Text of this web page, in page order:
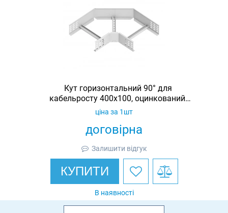
Кут горизонтальний 90° для
кабельросту 400х100, оцинкований,
Ardic
договірна
ціна за 1шт
Залишити відгук
КУПИТИ
В наявності